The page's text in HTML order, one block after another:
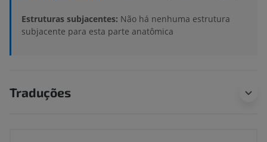
Estruturas subjacentes: Não há nenhuma estrutura
subjacente para esta parte anatômica
Traduções